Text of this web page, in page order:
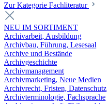
Zur Kategorie Fachliteratur
NEU IM SORTIMENT
Archivarbeit, Ausbildung
Archivbau, Führung, Lesesaal
Archive und Bestände
Archivgeschichte
Archivmanagement
Archivmarketing, Neue Medien
Archivrecht, Fristen, Datenschutz
Archivterminologie, Fachsprache